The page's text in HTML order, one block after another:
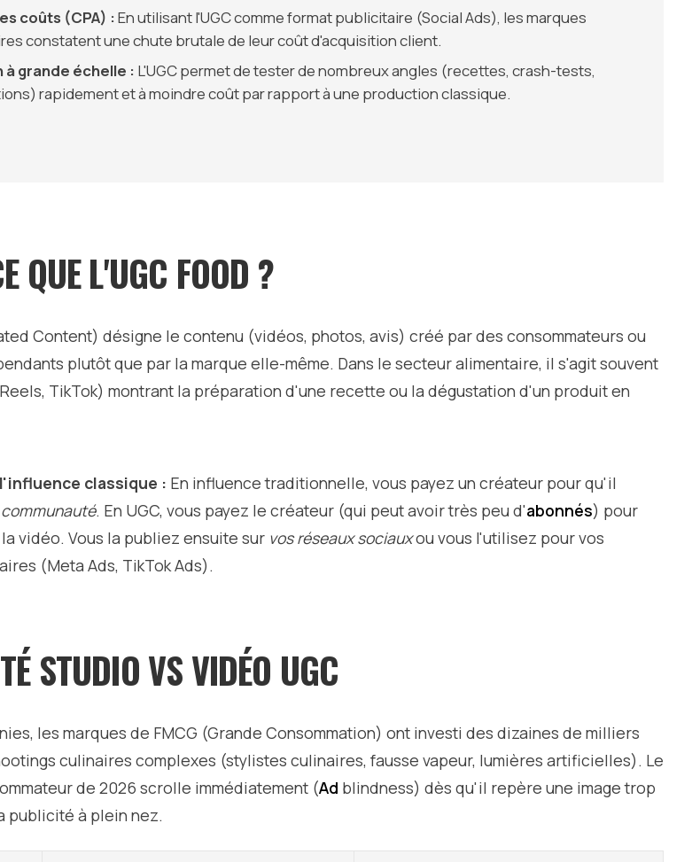
coûts (CPA) :En utilisant l'UGC comme format publicitaire (Social Ads), les marques
constatent une chute brutale de leur coût d'acquisition client.
à grande échelle : L'UGC permet de tester de nombreux angles (recettes, crash-tests,
rapidement et à moindre coût par rapport à une production classique.
QUE L'UGC FOOD ?
Content) désigne le contenu (vidéos, photos, avis) créé par des consommateurs ou
plutôt que par la marque elle-même. Dans le secteur alimentaire, il s'agit souvent
TikTok) montrant la préparation d'une recette ou la dégustation d'un produit en
classique : En influence traditionnelle, vous payez un créateur pour qu'il
. En UGC, vous payez le créateur (qui peut avoir très peu d'abonnés) pour
vidéo. Vous la publiez ensuite sur vos réseaux sociauxou vous l'utilisez pour vos
(Meta Ads, TikTok Ads).
STUDIO VS VIDÉO UGC
les marques de FMCG (Grande Consommation) ont investi des dizaines de milliers
culinaires complexes (stylistes culinaires, fausse vapeur, lumières artificielles). Le
de 2026 scrolle immédiatement (Ad blindness) dès qu'il repère une image trop
publicité à plein nez.